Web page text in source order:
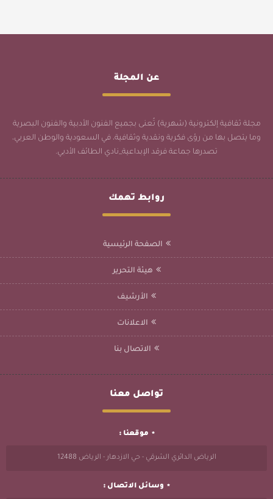
عن المجلة
مجلة ثقافية إلكترونية (شهرية) تُعنى بجميع الفنون الأدبية والفنون البصرية
وما يتصل بها من رؤى فكرية ونقدية وثقافية، في السعودية والوطن العربي،
تصدرها جماعة فرقد الإبداعية_نادي الطائف الأدبي.
روابط تهمك
الصفحة الرئيسية
هيئة التحرير
الأرشيف
الاعلانات
الاتصال بنا
تواصل معنا
موقعنا :
الرياض الدائري الشرقي - حي الازدهار - الرياض 12488
وسائل الاتصال :